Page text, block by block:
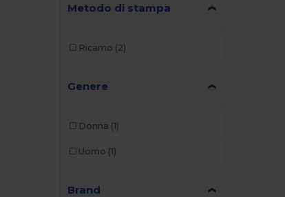
Metodo di stampa
Ricamo (2)
Genere
Donna (1)
Uomo (1)
Brand